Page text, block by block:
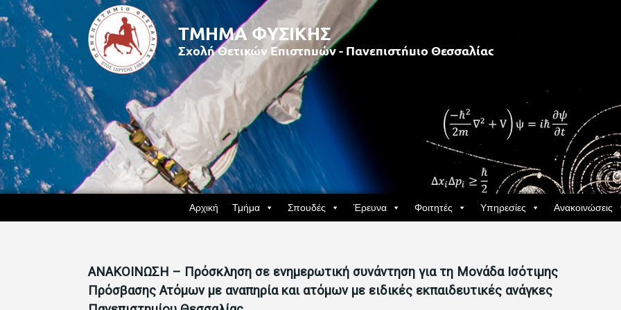
Αρχική Τμήμα Σπουδές Έρευνα Φοιτητές Υπηρεσίες Ανακοινώσεις
ΑΝΑΚΟΙΝΩΣΗ – Πρόσκληση σε ενημερωτική συνάντηση για τη Μονάδα Ισότιμης
Πρόσβασης Ατόμων με αναπηρία και ατόμων με ειδικές εκπαιδευτικές ανάγκες